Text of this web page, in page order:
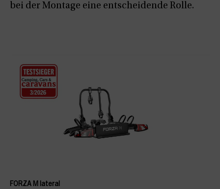
bei der Montage eine entscheidende Rolle.
FORZA M lateral